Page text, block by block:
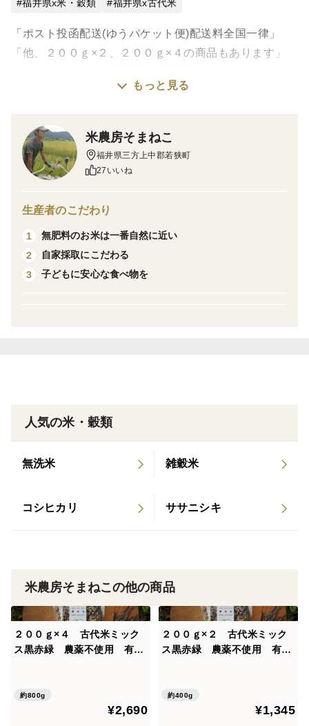
福井県x米・穀類 福井県x古代米
「ポスト投函配送(ゆうパケット便)配送料全国一律」
「他、２００ｇ×２、２００ｇ×４の商品もあります」
有機ＪＡＳ 農薬不使用 有機肥料使用 古代米
▪有機ＪＡＳ認証を取得しています。
陽当たりが良く、山の高い場所に田んぼがあるため
成長を助けます。
大きく影響します。
白米1合につき古代米大さじ1程度混ぜます。
白米を研いでから、最後に古代米を加え
さっと洗っていつも通りの水分量で炊きます。
彩りよく炊き上がり、古代米の風味も加わり
ると思います！
もっと見る
米農房そまねこ
福井県三方上中郡若狭町
27いいね
生産者のこだわり
1
無肥料のお米は一番自然に近い
2
自家採取にこだわる
3
子どもに安心な食べ物を
人気の米・穀類
無洗米 雑穀米
コシヒカリ ササニシキ
米農房そまねこの他の商品
２００ｇ×４ 古代米ミック
ス黒赤緑 農薬不使用 有機
約800g
¥2,690
２００ｇ×２ 古代米ミック
ス黒赤緑 農薬不使用 有機
約400g
¥1,345